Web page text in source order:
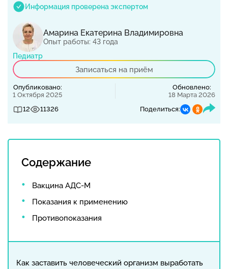
Информация проверена экспертом
Амарина Екатерина Владимировна
Опыт работы: 43 года
Педиатр
Записаться на приём
Опубликовано:
1 Октября 2025
Обновлено:
18 Марта 2026
12
11326 Поделиться:
Содержание
Вакцина АДС-М
Показания к применению
Противопоказания
Как заставить человеческий организм выработать